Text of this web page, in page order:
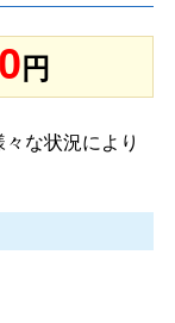
円
な状況により